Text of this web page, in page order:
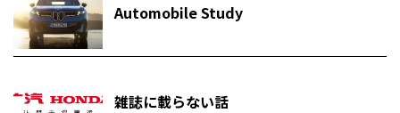
Automobile Study
雑誌に載らない話